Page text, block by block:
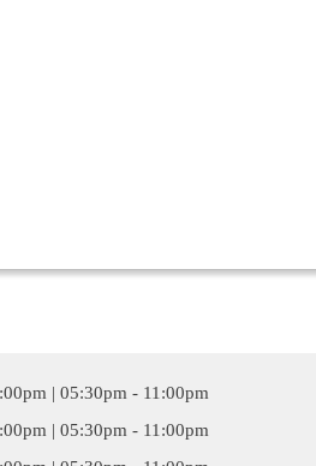
| 05:30pm - 11:00pm
| 05:30pm - 11:00pm